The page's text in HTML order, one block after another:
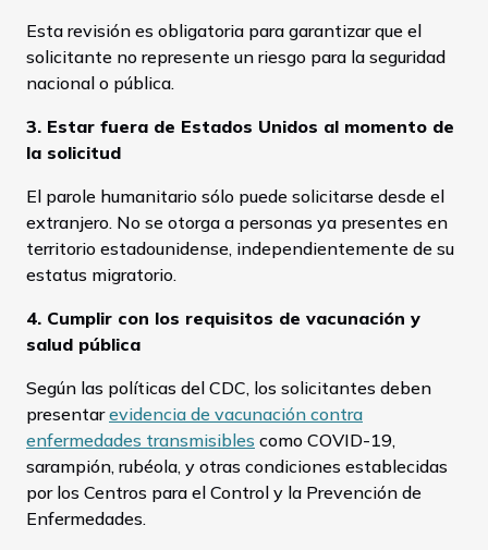
Esta revisión es obligatoria para garantizar que el
solicitante no represente un riesgo para la seguridad
nacional o pública.
3. Estar fuera de Estados Unidos al momento de
la solicitud
El parole humanitario sólo puede solicitarse desde el
extranjero. No se otorga a personas ya presentes en
territorio estadounidense, independientemente de su
estatus migratorio.
4. Cumplir con los requisitos de vacunación y
salud pública
Según las políticas del CDC, los solicitantes deben
presentarevidencia de vacunación contra
enfermedades transmisibles como COVID-19,
sarampión, rubéola, y otras condiciones establecidas
por los Centros para el Control y la Prevención de
Enfermedades.